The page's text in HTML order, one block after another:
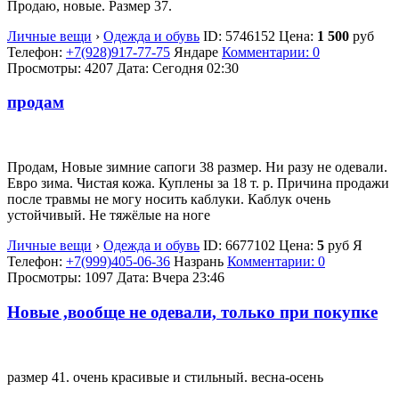
Продаю, новые. Размер 37.
Личные вещи › Одежда и обувь ID: 5746152 Цена: 1 500 руб
Телефон: +7(928)917-77-75 Яндаре Комментарии: 0
Просмотры: 4207 Дата: Сегодня 02:30
продам
Продам, Новые зимние сапоги 38 размер. Ни разу не одевали.
Евро зима. Чистая кожа. Куплены за 18 т. р. Причина продажи
после травмы не могу носить каблуки. Каблук очень
устойчивый. Не тяжёлые на ноге
Личные вещи › Одежда и обувь ID: 6677102 Цена: 5 руб Я
Телефон: +7(999)405-06-36 Назрань Комментарии: 0
Просмотры: 1097 Дата: Вчера 23:46
Новые ,вообще не одевали, только при покупке
размер 41. очень красивые и стильный. весна-осень